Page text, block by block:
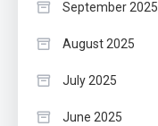
September 2025
August 2025
July 2025
June 2025